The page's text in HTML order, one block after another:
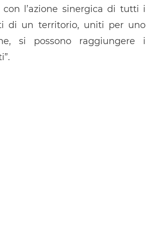
con l’azione sinergica di tutti i
di un territorio, uniti per uno
si possono raggiungere i